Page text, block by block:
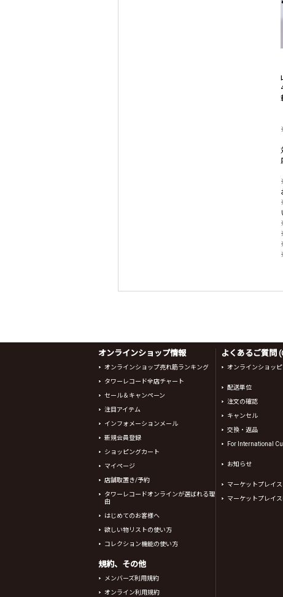
オンラインショップ情報
オンラインショップ売れ筋ランキング
タワーレコード全店チャート
セール＆キャンペーン
注目アイテム
インフォメーションメール
新規会員登録
ショッピングカート
マイページ
店舗取置き/予約
タワーレコードオンラインが選ばれる理
由
はじめてのお客様へ
欲しい物リストの使い方
コレクション機能の使い方
規約、その他
メンバーズ利用規約
オンライン利用規約
よくあるご質問
オンラインショッ
配送単位
注文の確認
キャンセル
交換・返品
For International
お知らせ
マーケットプレイス
マーケットプレイ